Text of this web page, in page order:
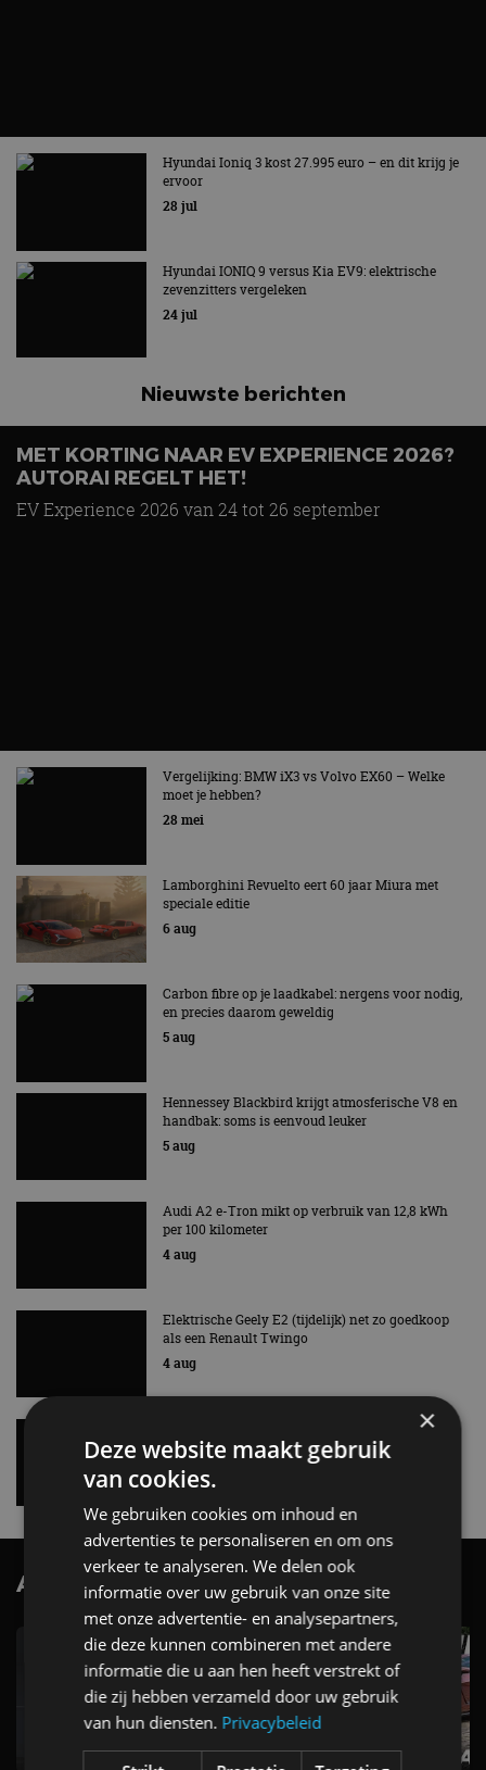
MET KORTING NAAR EV EXPERIENCE 2026?
AUTORAI REGELT HET!
EV Experience 2026 van 24 tot 26 september
Vergelijking: BMW iX3 vs Volvo EX60 – Welke
28 mei
Lamborghini Revuelto eert 60 jaar Miura met
6 aug
Carbon fibre op je laadkabel: nergens voor nodig,
Hennessey Blackbird krijgt atmosferische V8 en
handbak: soms is eenvoud leuker
Vernieuwde Hyundai Ioniq 6 rijdt tot 680
AutoRAI.nl TV
opvallende snelheidsmeter! -
ES500e (2026) - REVIEW -
Alle automerken
Selecteer een merk voor meer informatie, modellen
en alle nieuwsberichten
Abarth Aiways Alfa Romeo
Aston Martin Audi Bentley BMW
×
Deze website maakt gebruik
van cookies.
We gebruiken cookies om inhoud en
advertenties te personaliseren en om ons
verkeer te analyseren. We delen ook
informatie over uw gebruik van onze site
met onze advertentie- en analysepartners,
die deze kunnen combineren met andere
informatie die u aan hen heeft verstrekt of
die zij hebben verzameld door uw gebruik
van hun diensten. Privacybeleid